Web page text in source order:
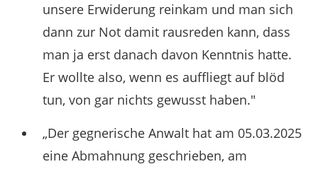
unsere Erwiderung reinkam und man sich
dann zur Not damit rausreden kann, dass
man ja erst danach davon Kenntnis hatte.
Er wollte also, wenn es auffliegt auf blöd
tun, von gar nichts gewusst haben."
„Der gegnerische Anwalt hat am 05.03.2025
eine Abmahnung geschrieben, am